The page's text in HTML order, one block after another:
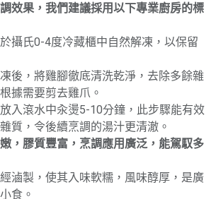
效果，我們建議採用以下專業廚房的標
於攝氏0-4度冷藏櫃中自然解凍，以保留
凍後，將雞腳徹底清洗乾淨，去除多餘雜
據需要剪去雞爪。
放入滾水中汆燙5-10分鐘，此步驟能有效
質，令後續烹調的湯汁更清澈。
，膠質豐富，烹調應用廣泛，能駕馭多
滷製，使其入味軟糯，風味醇厚，是廣
食。